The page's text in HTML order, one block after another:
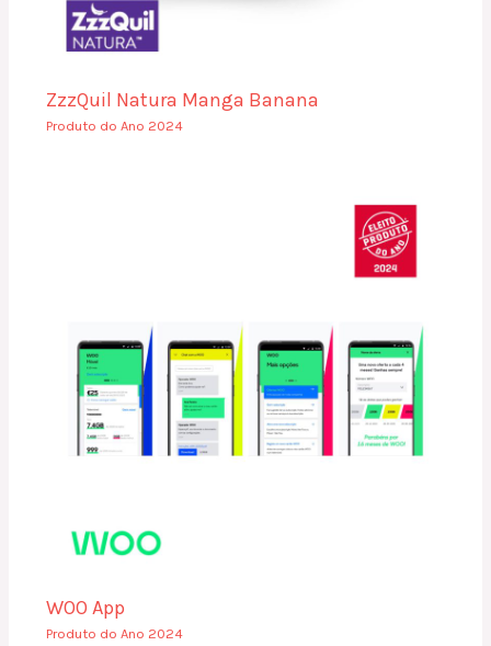
ZzzQuil Natura Manga Banana
Produto do Ano 2024
WOO App
Produto do Ano 2024